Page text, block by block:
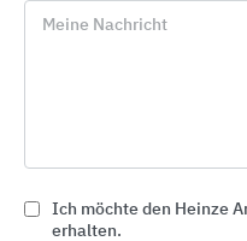
Flachdachlösungen
Meine Nachricht
Ich möchte den Heinze
erhalten.